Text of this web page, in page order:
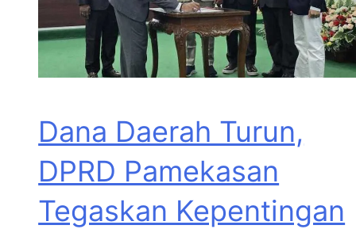
Dana Daerah Turun,
DPRD Pamekasan
Tegaskan Kepentingan